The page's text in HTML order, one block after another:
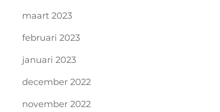
maart 2023
februari 2023
januari 2023
december 2022
november 2022